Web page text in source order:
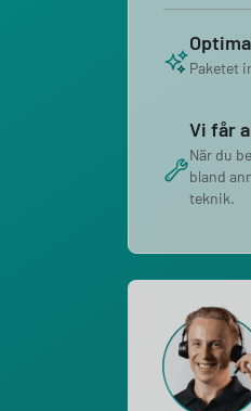
Paketet
Vi får
När du
bland
teknik.